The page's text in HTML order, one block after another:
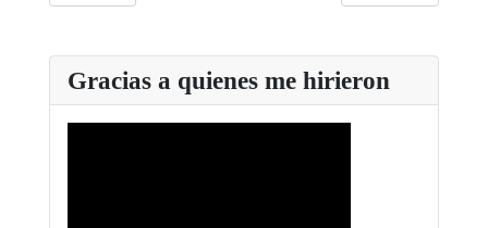
Gracias a quienes me hirieron